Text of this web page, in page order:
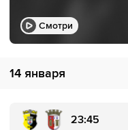
Смотри
14 января
23:45